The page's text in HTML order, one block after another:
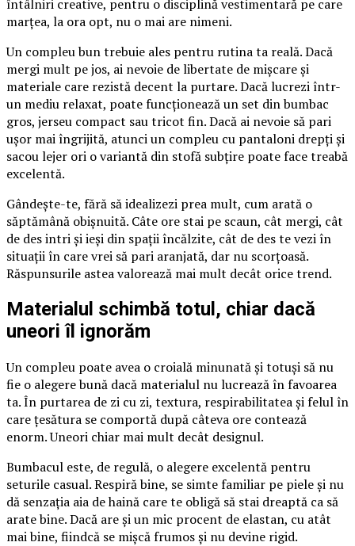
întâlniri creative, pentru o disciplină vestimentară pe care
marțea, la ora opt, nu o mai are nimeni.
Un compleu bun trebuie ales pentru rutina ta reală. Dacă
mergi mult pe jos, ai nevoie de libertate de mișcare și
materiale care rezistă decent la purtare. Dacă lucrezi într-
un mediu relaxat, poate funcționează un set din bumbac
gros, jerseu compact sau tricot fin. Dacă ai nevoie să pari
ușor mai îngrijită, atunci un compleu cu pantaloni drepți și
sacou lejer ori o variantă din stofă subțire poate face treabă
excelentă.
Gândește-te, fără să idealizezi prea mult, cum arată o
săptămână obișnuită. Câte ore stai pe scaun, cât mergi, cât
de des intri și ieși din spații încălzite, cât de des te vezi în
situații în care vrei să pari aranjată, dar nu scorțoasă.
Răspunsurile astea valorează mai mult decât orice trend.
Materialul schimbă totul, chiar dacă
uneori îl ignorăm
Un compleu poate avea o croială minunată și totuși să nu
fie o alegere bună dacă materialul nu lucrează în favoarea
ta. În purtarea de zi cu zi, textura, respirabilitatea și felul în
care țesătura se comportă după câteva ore contează
enorm. Uneori chiar mai mult decât designul.
Bumbacul este, de regulă, o alegere excelentă pentru
seturile casual. Respiră bine, se simte familiar pe piele și nu
dă senzația aia de haină care te obligă să stai dreaptă ca să
arate bine. Dacă are și un mic procent de elastan, cu atât
mai bine, fiindcă se mișcă frumos și nu devine rigid.